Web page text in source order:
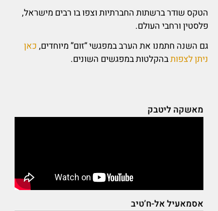
הטקס שודר ברשתות החברתיות וצפו בו רבים מישראל,
פלסטין ורחבי העולם.
גם השנה חתמנו את הערב במפגשי “זום” מיוחדים, כאן
ניתן לצפותבהקלטות במפגשים השונים.
מאשקה ליטבק
אסמאעיל אל-ח’טיב